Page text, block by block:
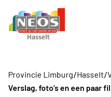
Provincie Limburg/Hasselt/
Verslag, foto’s en een paar